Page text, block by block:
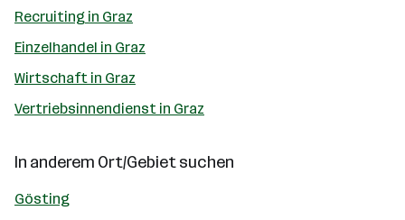
Recruiting in Graz
Einzelhandel in Graz
Wirtschaft in Graz
Vertriebsinnendienst in Graz
In anderem Ort/Gebiet suchen
Gösting